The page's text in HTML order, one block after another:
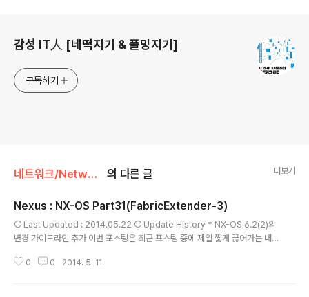
감성 IT人 [네떡지기 & 플밍지기]
구독하기
네트워크/Network 가상화 의 다른 글 더보기
Nexus : NX-OS Part31(FabricExtender-3)
○ Last Updated : 2014.05.22 ○ Update History * NX-OS 6.2(2)의
변경 가이드라인 추가 이번 포스팅은 최근 포스팅 중에 제일 짧게 끊어가는 내
guration은 개별 포스팅을 가져가는 게 나을 듯 싶어서.. 주중에 추가 포스팅을
0 0 2014. 5. 11.